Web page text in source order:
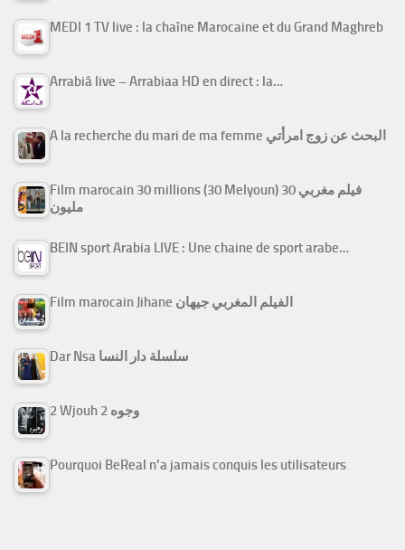
MEDI 1 TV live : la chaîne Marocaine et du Grand Maghreb
Arrabiâ live – Arrabiaa HD en direct : la…
A la recherche du mari de ma femme البحث عن زوج امرأتي
Film marocain 30 millions (30 Melyoun) فيلم مغربي 30
مليون
BEIN sport Arabia LIVE : Une chaine de sport arabe…
Film marocain Jihane الفيلم المغربي جيهان
Dar Nsa سلسلة دار النسا
2 Wjouh 2 وجوه
Pourquoi BeReal n’a jamais conquis les utilisateurs